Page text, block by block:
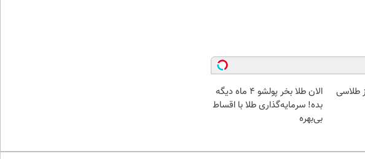
الان طلا بخر پولشو 4 ماه دیگه
بده! سرمایه‌گذاری طلا با اقساط
بی‌بهره